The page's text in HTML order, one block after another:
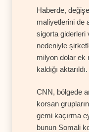
Haberde,
maliyetlerini de
sigorta giderleri
nedeniyle
milyon dolar ek
kaldığı aktarıldı.
CNN, bölgede
korsan
gemi kaçırma
bunun Somali